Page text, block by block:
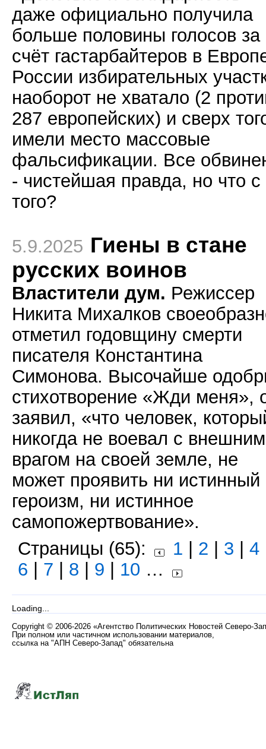
даже официально получила
больше половины голосов за
счёт гастарбайтеров в
России избирательных
наоборот не хватало (2
287 европейских) и сверх
имели место массовые
фальсификации. Все
- чистейшая правда, но что с
того?
5.9.2025 Гиены в стане
русских воинов
Властители дум. Режиссер
Никита Михалков
отметил годовщину смерти
писателя Константина
Симонова. Высочайше
стихотворение «Жди меня»,
заявил, «что человек,
никогда не воевал с внешним
врагом на своей земле, не
может проявить ни истинный
героизм, ни истинное
самопожертвование».
Страницы (65):
1 2 3 4
6
7 8 9 10 …
Loading...
Copyright © 2006-2026 «Агентство Политических Новостей Северо-
При полном или частичном использовании материалов,
ссылка на "АПН Северо-Запад" обязательна